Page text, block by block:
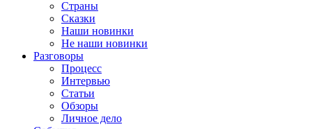
Страны
Сказки
Наши новинки
Не наши новинки
Разговоры
Процесс
Интервью
Статьи
Обзоры
Личное дело